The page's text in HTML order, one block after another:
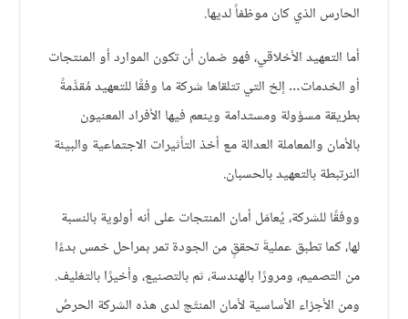
الحارس الذي كان موظفاً لديها.
أما التعهيد الأخلاقي، فهو ضمان أن تكون الموارد أو المنتجات
أو الخدمات… إلخ التي تتلقاها شركة ما وفقًا للتعهيد مُقدَّمةً
بطريقة مسؤولة ومستدامة وينعم فيها الأفراد المعنيون
بالأمان والمعاملة العدالة مع أخذ التأثيرات الاجتماعية والبيئة
النرتبطة بالتعهيد بالحسبان.
ووفقًا للشركة، يُعامَل أمان المنتجات على أنه أولوية بالنسبة
لها، كما تطبق عمليةَ تحققٍ من الجودة تمر بمراحل خمس بدءًا
من التصميم، ومرورًا بالهندسة، ثم بالتصنيع، وأخيرًا بالتغليف.
ومن الأجزاء الأساسية لأمان المنتَج لدى هذه الشركة الحرصُ